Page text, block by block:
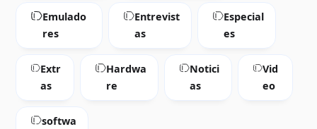
Emulado
res
Entrevist
as
Especial
es
Extr
as
Hardwa
re
Notici
as
Vid
eo
softwa